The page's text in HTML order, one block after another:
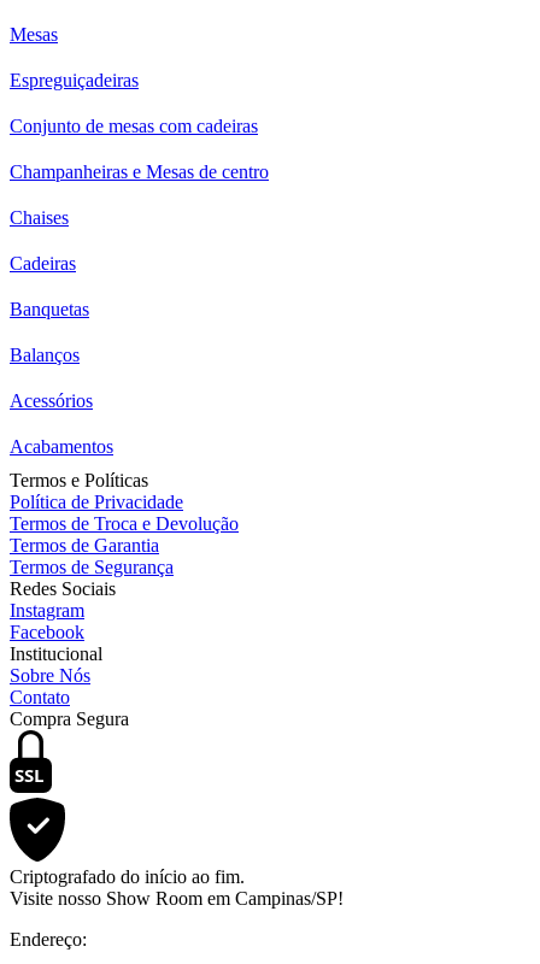
Mesas
Espreguiçadeiras
Conjunto de mesas com cadeiras
Champanheiras e Mesas de centro
Chaises
Cadeiras
Banquetas
Balanços
Acessórios
Acabamentos
Termos e Políticas
Política de Privacidade
Termos de Troca e Devolução
Termos de Garantia
Termos de Segurança
Redes Sociais
Instagram
Facebook
Institucional
Sobre Nós
Contato
Compra Segura
SSL
Criptografado do início ao fim.
Visite nosso Show Room em Campinas/SP!
Endereço: